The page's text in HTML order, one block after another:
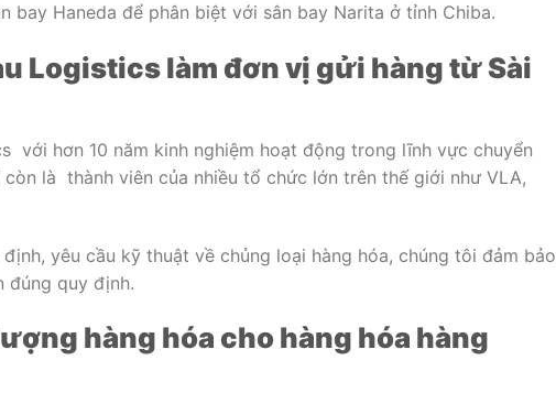
bay Haneda để phân biệt với sân bay Narita ở tỉnh Chiba.
Logisticslàm đơn vị gửi hàng từ Sài
với hơn 10 năm kinh nghiệm hoạt động trong lĩnh vực chuyển
là thành viên của nhiều tổ chức lớn trên thế giới như VLA,
yêu cầu kỹ thuật về chủng loại hàng hóa, chúng tôi đảm bảo
đúng quy định.
hàng hóa cho hàng hóa hàng